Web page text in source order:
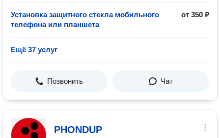
Установка защитного стекла мобильного
телефона или планшета
от 350 ₽
Ещё 37 услуг
Позвонить Чат
PHONDUP